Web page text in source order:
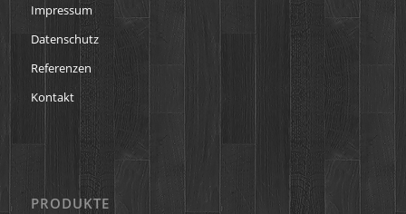
Impressum
Datenschutz
Referenzen
Kontakt
PRODUKTE